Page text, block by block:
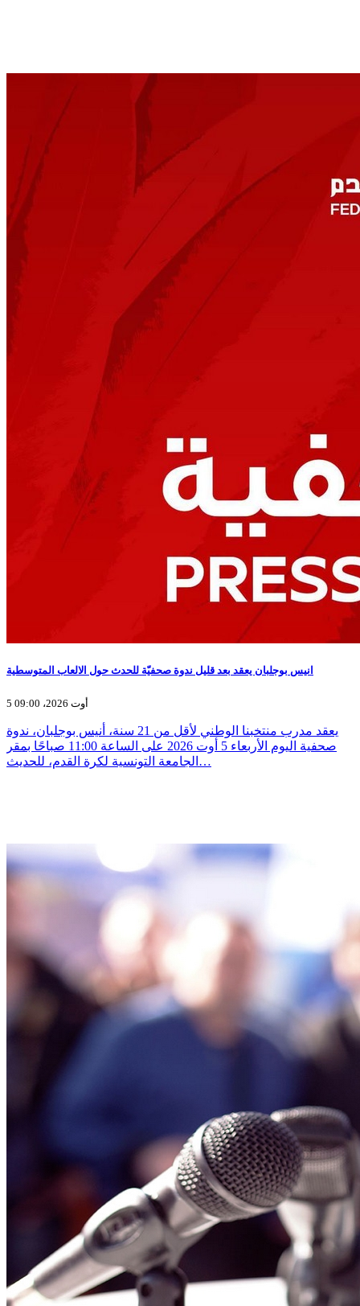
انيس بوجلبان يعقد بعد قليل ندوة صحفيّة للحدث حول الالعاب المتوسطية
5 أوت 2026، 09:00
يعقد مدرب منتخبنا الوطني لأقل من 21 سنة، أنيس بوجلبان، ندوة
صحفية اليوم الأربعاء 5 أوت 2026 على الساعة 11:00 صباحًا بمقر
الجامعة التونسية لكرة القدم، للحديث…